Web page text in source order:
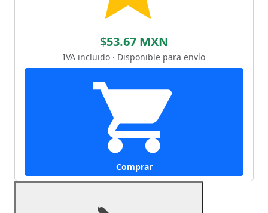
$53.67 MXN
IVA incluido · Disponible para envío
Comprar